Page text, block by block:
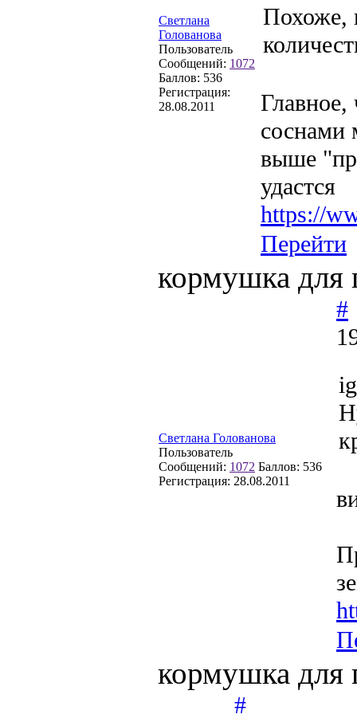
Светлана
Голованова
Пользователь
Сообщений: 1072
Баллов: 536
Регистрация:
28.08.2011
Похоже,
соснами
выше
удастся
https://
Перейти
кормушка для
Светлана Голованова
Пользователь
Сообщений: 1072 Баллов: 536
Регистрация: 28.08.2011
#
кормушка для
#